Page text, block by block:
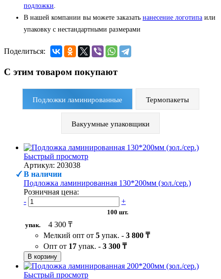
подложки.
В нашей компании вы можете заказать нанесение логотипа или
упаковку с нестандартными размерами
Поделиться:
С этим товаром покупают
Подложки ламинированные Термопакеты
Вакуумные упаковщики
Быстрый просмотр
Артикул: 203038
В наличии
Подложка ламинированная 130*200мм (зол./сер.)
Розничная цена:
-
+
100 шт.
упак.
4 300 ₸
Мелкий опт от 5 упак. - 3 800 ₸
Опт от 17 упак. - 3 300 ₸
В корзину
Быстрый просмотр